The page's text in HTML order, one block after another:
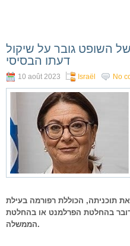
השופט גובר על שיקול
דעתו הבסיסי
10 août 2023 Israël No
תוכניתה, הכוללת רפורמה בעילת
בהחלטת הפרלמנט או בהחלטת
הממשלה.